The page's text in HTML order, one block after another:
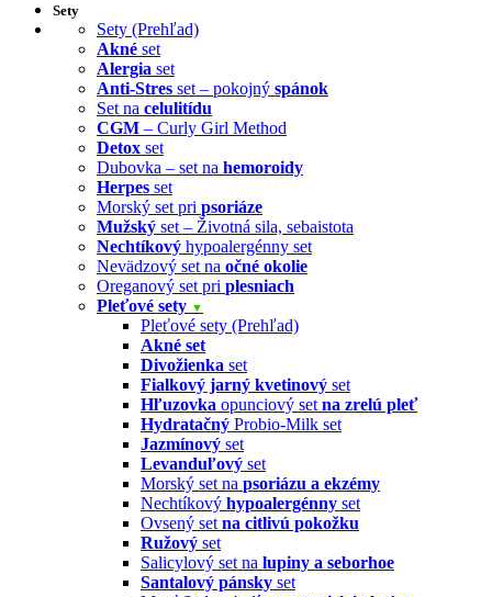
Sety
Sety (Prehľad)
Akné set
Alergia set
Anti-Stres set – pokojný spánok
Set na celulitídu
CGM – Curly Girl Method
Detox set
Dubovka – set na hemoroidy
Herpes set
Morský set pri psoriáze
Mužský set – Životná sila, sebaistota
Nechtíkový hypoalergénny set
Nevädzový set na očné okolie
Oreganový set pri plesniach
Pleťové sety ▼
Pleťové sety (Prehľad)
Akné set
Divožienka set
Fialkový jarný kvetinový set
Hľuzovka opunciový set na zrelú pleť
Hydratačný Probio-Milk set
Jazmínový set
Levanduľový set
Morský set na psoriázu a ekzémy
Nechtíkový hypoalergénny set
Ovsený set na citlivú pokožku
Ružový set
Salicylový set na lupiny a seborhoe
Santalový pánsky set